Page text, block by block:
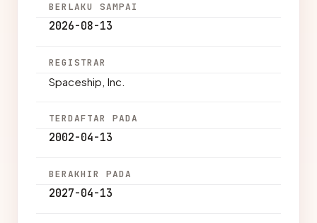
BERLAKU SAMPAI
2026-08-13
REGISTRAR
Spaceship, Inc.
TERDAFTAR PADA
2002-04-13
BERAKHIR PADA
2027-04-13